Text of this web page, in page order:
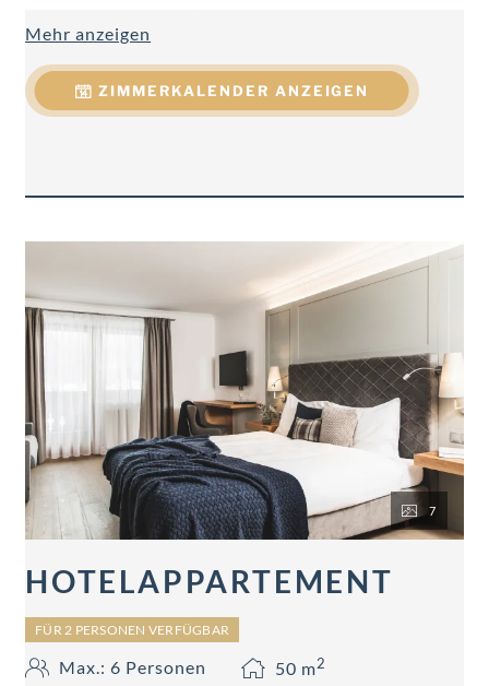
Föhn, Handtuchtrockner, WC getrennt, Telefon,
Kabel-Flat-TV, W-LAN, Minibar, Safe, Schreibtisch,
teilweise Balkon.
Mehr anzeigen
ZIMMERKALENDER ANZEIGEN
7
HOTELAPPARTEMENT
FÜR 2 PERSONEN VERFÜGBAR
Max.: 6 Personen 50 m2